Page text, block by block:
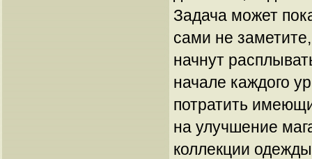
Задача может
сами не
начнут
начале каждого
потратить
на улучшение
коллекции